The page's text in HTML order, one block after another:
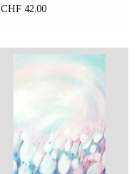
CHF 42,00